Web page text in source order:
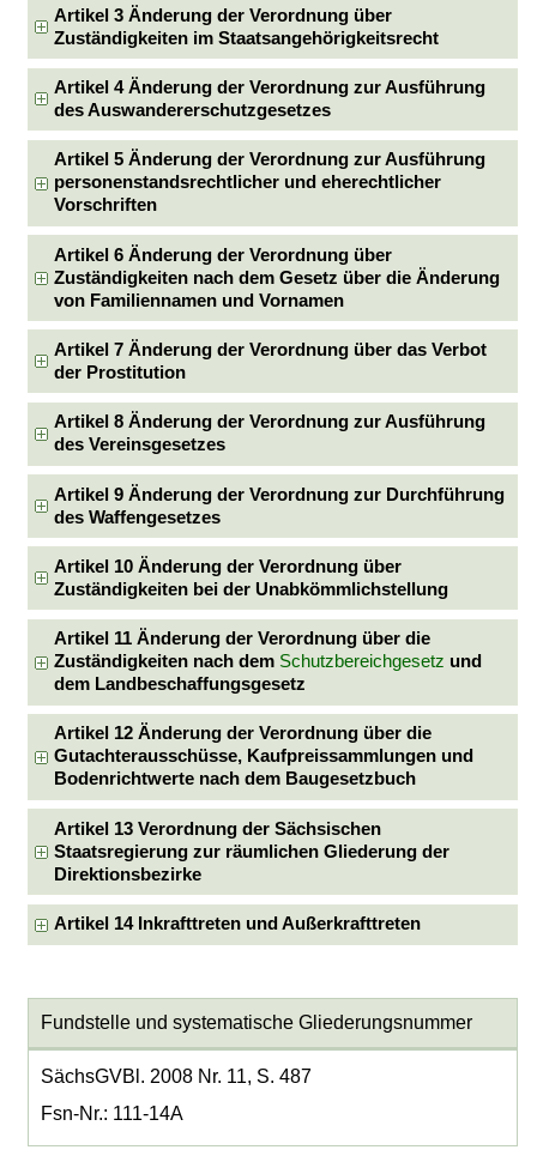
Artikel 3 Änderung der Verordnung über
Zuständigkeiten im Staatsangehörigkeitsrecht
Artikel 4 Änderung der Verordnung zur Ausführung
des Auswandererschutzgesetzes
Artikel 5 Änderung der Verordnung zur Ausführung
personenstandsrechtlicher und eherechtlicher
Vorschriften
Artikel 6 Änderung der Verordnung über
Zuständigkeiten nach dem Gesetz über die Änderung
von Familiennamen und Vornamen
Artikel 7 Änderung der Verordnung über das Verbot
der Prostitution
Artikel 8 Änderung der Verordnung zur Ausführung
des Vereinsgesetzes
Artikel 9 Änderung der Verordnung zur Durchführung
des Waffengesetzes
Artikel 10 Änderung der Verordnung über
Zuständigkeiten bei der Unabkömmlichstellung
Artikel 11 Änderung der Verordnung über die
Zuständigkeiten nach dem Schutzbereichgesetz und
dem Landbeschaffungsgesetz
Artikel 12 Änderung der Verordnung über die
Gutachterausschüsse, Kaufpreissammlungen und
Bodenrichtwerte nach dem Baugesetzbuch
Artikel 13 Verordnung der Sächsischen
Staatsregierung zur räumlichen Gliederung der
Direktionsbezirke
Artikel 14 Inkrafttreten und Außerkrafttreten
Fundstelle und systematische Gliederungsnummer
SächsGVBl. 2008 Nr. 11, S. 487
Fsn-Nr.: 111-14A